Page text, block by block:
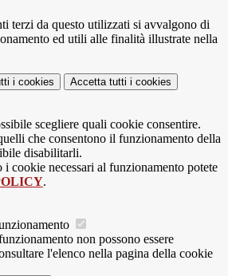
terzi da questo utilizzati si avvalgono di
ed utili alle finalità illustrate nella
i cookies Accetta tutti i cookies
scegliere quali cookie consentire.
che consentono il funzionamento della
disabilitarli.
i cookie necessari al funzionamento potete
.
non possono essere
l'elenco nella pagina della cookie